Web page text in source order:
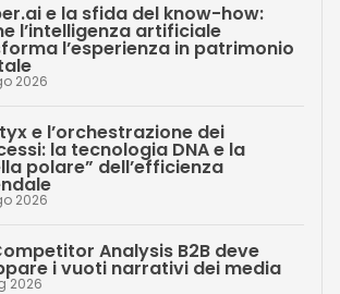
e la sfida del know-how:
l’intelligenza artificiale
l’esperienza in patrimonio
2026
e l’orchestrazione dei
la tecnologia DNA e la
polare” dell’efficienza
2026
Analysis B2B deve
i vuoti narrativi dei media
2026